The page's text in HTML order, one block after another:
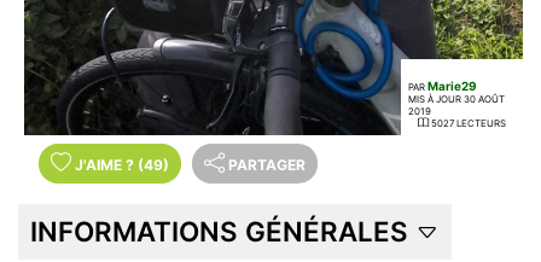
PAR Marie29
MIS À JOUR 30 AOÛT
2019
5027 LECTEURS
J'AIME ? (49) PARTAGER
INFORMATIONS GÉNÉRALES